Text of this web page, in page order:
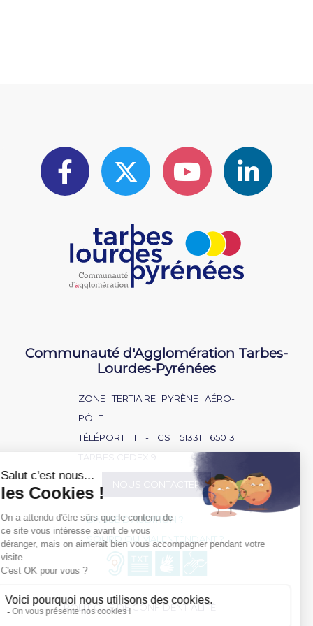
Communauté d'Agglomération Tarbes-
Lourdes-Pyrénées
ZONE TERTIAIRE PYRÈNE AÉRO-
PÔLE
TÉLÉPORT 1 - CS 51331 65013
NOUS CONTACTER
BAISSE D'AUDITION ?
SOURD OU MALENTENDANT ?
POLITIQUE DE CONFIDENTIALITÉ